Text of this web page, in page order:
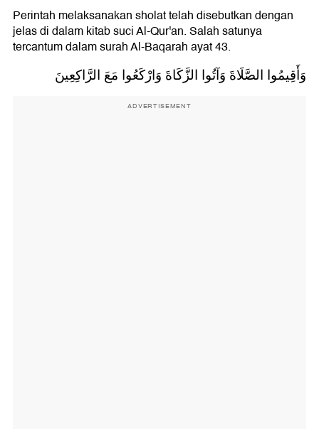
7. Kota Kediri
8. Kota Blitar
9. Kota Batu
11. Kabupaten Tuban
12. Kabupaten Trenggalek
13. Kabupaten Sumenep
Perintah melaksanakan sholat telah disebutkan dengan
jelas di dalam kitab suci Al-Qur'an. Salah satunya
tercantum dalam surah Al-Baqarah ayat 43.
وَأَقِيمُوا الصَّلَاةَ وَآتُوا الزَّكَاةَ وَارْكَعُوا مَعَ الرَّاكِعِينَ
ADVERTISEMENT